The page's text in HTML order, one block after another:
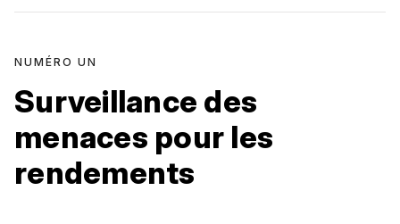
NUMÉRO UN
Surveillance des
menaces pour les
rendements